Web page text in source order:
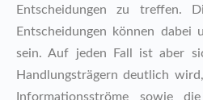
Entscheidungen zu treffen.
Entscheidungen können dabei
sein. Auf jeden Fall ist aber
Handlungsträgern deutlich
Informationsströme sowie